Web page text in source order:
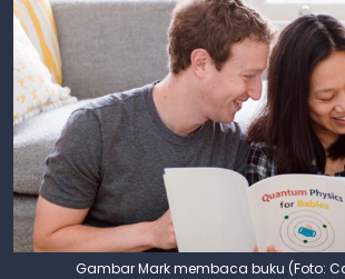
Gambar Mark membaca buku (Foto: